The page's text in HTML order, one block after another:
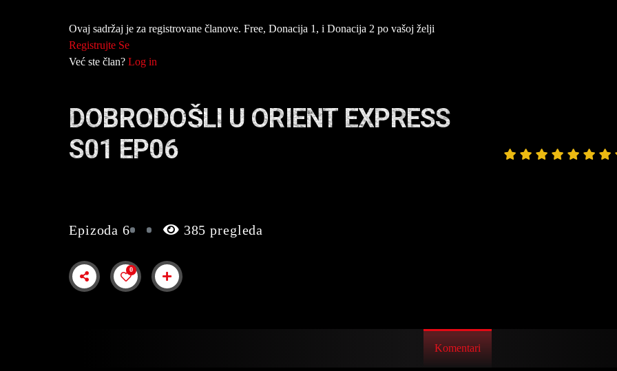
Ovaj sadržaj je za registrovane članove. Free, Donacija 1, i Donacija 2 po vašoj želji
Registrujte Se
Već ste član? Log in
DOBRODOŠLI U ORIENT EXPRESS
S01 EP06
Epizoda 6 385 pregleda
0
Komentari